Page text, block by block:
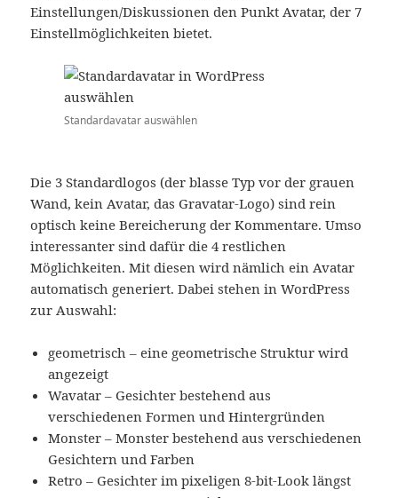
Einstellungen/Diskussionen den Punkt Avatar, der 7
Einstellmöglichkeiten bietet.
Standardavatar auswählen
Die 3 Standardlogos (der blasse Typ vor der grauen
Wand, kein Avatar, das Gravatar-Logo) sind rein
optisch keine Bereicherung der Kommentare. Umso
interessanter sind dafür die 4 restlichen
Möglichkeiten. Mit diesen wird nämlich ein Avatar
automatisch generiert. Dabei stehen in WordPress
zur Auswahl:
geometrisch – eine geometrische Struktur wird
angezeigt
Wavatar – Gesichter bestehend aus
verschiedenen Formen und Hintergründen
Monster – Monster bestehend aus verschiedenen
Gesichtern und Farben
Retro – Gesichter im pixeligen 8-bit-Look längst